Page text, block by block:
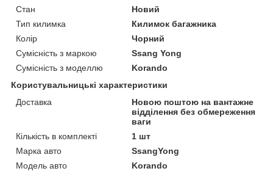
Стан
Новий
Тип килимка
Килимок багажника
Колір
Чорний
Сумісність з маркою
Ssang Yong
Сумісність з моделлю
Korando
Користувальницькі характеристики
Доставка
Новою поштою на вантажне
відділення без обмереження
ваги
Кількість в комплекті
1 шт
Марка авто
SsangYong
Модель авто
Korando